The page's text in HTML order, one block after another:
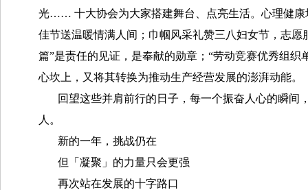
光…… 十大协会为大家搭建舞台、点亮生活。心理健康
佳节送温暖情满人间；巾帼风采礼赞三八妇女节，志
篇”是责任的见证，是奉献的勋章；“劳动竞赛优秀组
心坎上，又将其转换为推动生产经营发展的澎湃动能。
回望这些并肩前行的日子，每一个振奋人心的瞬
人。
新的一年，挑战仍在
但「凝聚」的力量只会更强
再次站在发展的十字路口